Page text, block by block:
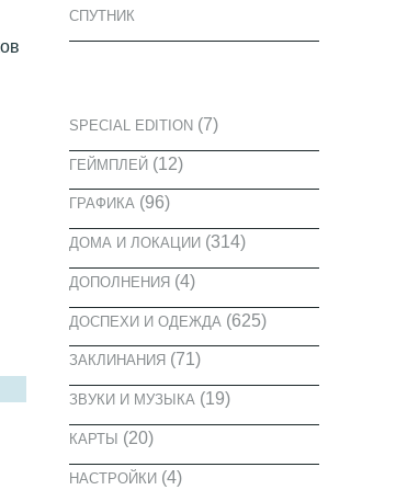
СПУТНИК
SPECIAL EDITION(7)
ГЕЙМПЛЕЙ(12)
ГРАФИКА (96)
ДОМА И ЛОКАЦИИ(314)
ДОПОЛНЕНИЯ(4)
ДОСПЕХИ И ОДЕЖДА (625)
ЗАКЛИНАНИЯ(71)
ЗВУКИ И МУЗЫКА (19)
КАРТЫ (20)
НАСТРОЙКИ(4)